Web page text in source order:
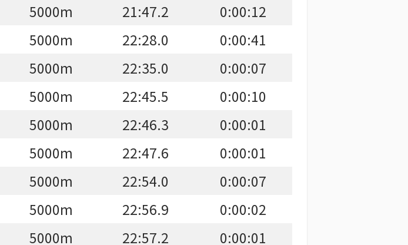
5000m 21:47.2
0:00:12
5000m 22:28.0
0:00:41
5000m 22:35.0
0:00:07
5000m 22:45.5
0:00:10
5000m 22:46.3
0:00:01
5000m 22:47.6
0:00:01
5000m 22:54.0
0:00:07
5000m 22:56.9
0:00:02
5000m 22:57.2
0:00:01